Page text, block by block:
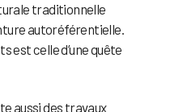
traditionnelle
autoréférentielle.
est celle d’une quête
aussi des travaux